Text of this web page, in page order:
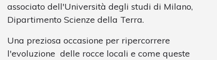
associato dell'Università degli studi di Milano,
Dipartimento Scienze della Terra.
Una preziosa occasione per ripercorrere
l'evoluzione delle rocce locali e come queste